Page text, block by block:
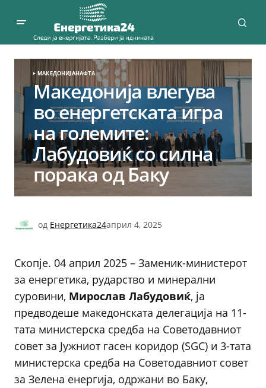
МАКЕДОНИЈАНАФТА
Македонија влегува
во енергетската игра
на големите:
Лабудовиќ со силна
порака од Баку
од Енергетика24април 4, 2025
Скопје. 04 април 2025 – Заменик-министерот
за енергетика, рударство и минерални
суровини, Мирослав Лабудовиќ, ја
предводеше македонската делегација на 11-
тата министерска средба на Советодавниот
совет за Јужниот гасен коридор (SGC) и 3-тата
министерска средба на Советодавниот совет
за Зелена енергија, одржани во Баку,